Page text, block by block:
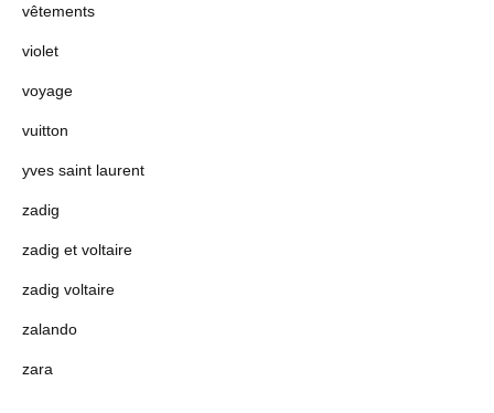
vêtements
violet
voyage
vuitton
yves saint laurent
zadig
zadig et voltaire
zadig voltaire
zalando
zara